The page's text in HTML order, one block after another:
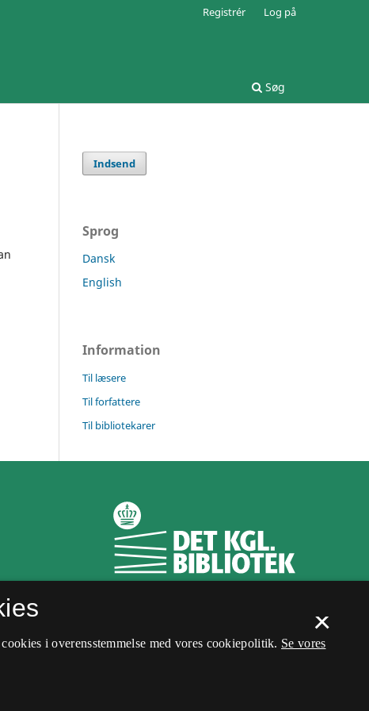
Søg
Registrér Log på
Indsend
Sprog
Dansk
English
Information
Til læsere
Til forfattere
Til bibliotekarer
×
i overensstemmelse med vores cookiepolitik. Se vores